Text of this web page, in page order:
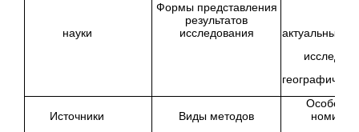
науки
Формы представления
результатов
исследования
актуальные
Источники Виды методов